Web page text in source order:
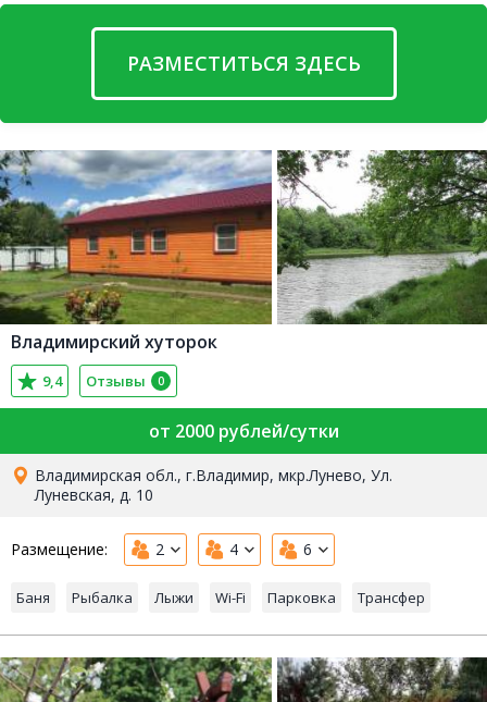
РАЗМЕСТИТЬСЯ ЗДЕСЬ
Владимирский хуторок
9,4 Отзывы 0
от 2000 рублей/сутки
Владимирская обл., г.Владимир, мкр.Лунево, Ул.
Луневская, д. 10
Размещение: 2 4 6
Баня Рыбалка Лыжи Wi-Fi Парковка Трансфер